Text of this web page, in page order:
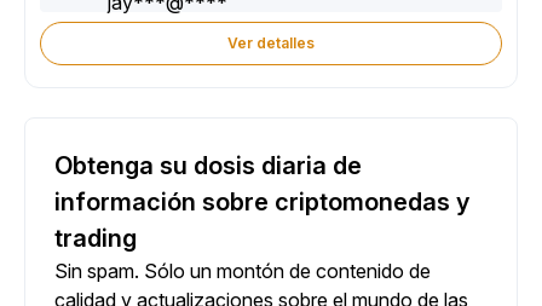
Ver detalles
Obtenga su dosis diaria de
información sobre criptomonedas y
trading
Sin spam. Sólo un montón de contenido de
calidad y actualizaciones sobre el mundo de las